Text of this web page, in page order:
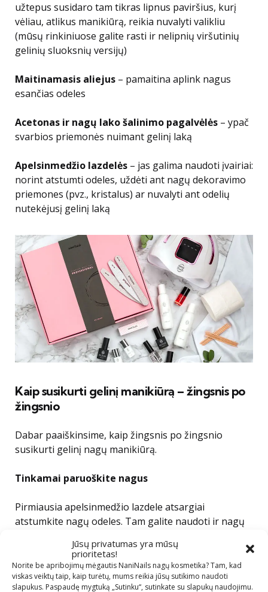
Jūsų privatumas yra mūsų
prioritetas!
Norite be apribojimų mėgautis NaniNails nagų kosmetika? Tam, kad
viskas veiktų taip, kaip turėtų, mums reikia jūsų sutikimo naudoti
slapukus. Paspaudę mygtuką „Sutinku“, sutinkate su slapukų naudojimu.
užtepus susidaro tam tikras lipnus paviršius, kurį
vėliau, atlikus manikiūrą, reikia nuvalyti valikliu
(mūsų rinkiniuose galite rasti ir nelipnių viršutinių
gelinių sluoksnių versijų)
Maitinamasis aliejus – pamaitina aplink nagus
esančias odeles
Acetonas ir nagų lako šalinimo pagalvėlės – ypač
svarbios priemonės nuimant gelinį laką
Apelsinmedžio lazdelės – jas galima naudoti įvairiai:
norint atstumti odeles, uždėti ant nagų dekoravimo
priemones (pvz., kristalus) ar nuvalyti ant odelių
nutekėjusį gelinį laką
Kaip susikurti gelinį manikiūrą – žingsnis po
žingsnio
Dabar paaiškinsime, kaip žingsnis po žingsnio
susikurti gelinį nagų manikiūrą.
Tinkamai paruoškite nagus
Pirmiausia apelsinmedžio lazdele atsargiai
atstumkite nagų odeles. Tam galite naudoti ir nagų
nėra). Taip pat svarbu nušlifuoti nagą, kad jis nebūtų
blizgus. Be to, taip gelinis lakas laikosi tvirčiau
(tačiau niekuomet nedildykite nago ypač šiurkščia